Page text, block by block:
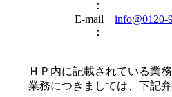
：
E-mail
：
info@0120-
ＨＰ内に記載されている業
業務につきましては、下記